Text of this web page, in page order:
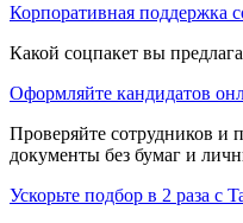
Корпоративная поддержка
Какой соцпакет вы
Оформляйте кандидатов
Проверяйте сотрудников и
документы без бумаг и
Ускорьте подбор в 2 раза с